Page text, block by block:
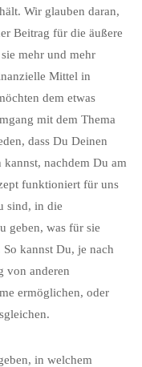
Wir glauben daran,
Beitrag für die äußere
mehr und mehr
Mittel in
dem etwas
mit dem Thema
dass Du Deinen
kannst, nachdem Du am
funktioniert für uns
sind, in die
geben, was für sie
kannst Du, je nach
von anderen
ermöglichen, oder
in welchem